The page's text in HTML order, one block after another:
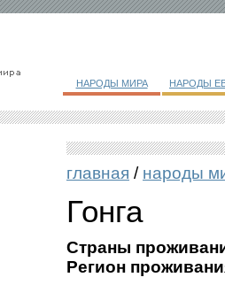
НАРОДЫ МИРА НАРОДЫ
главная / народы
Гонга
Страны
Регион